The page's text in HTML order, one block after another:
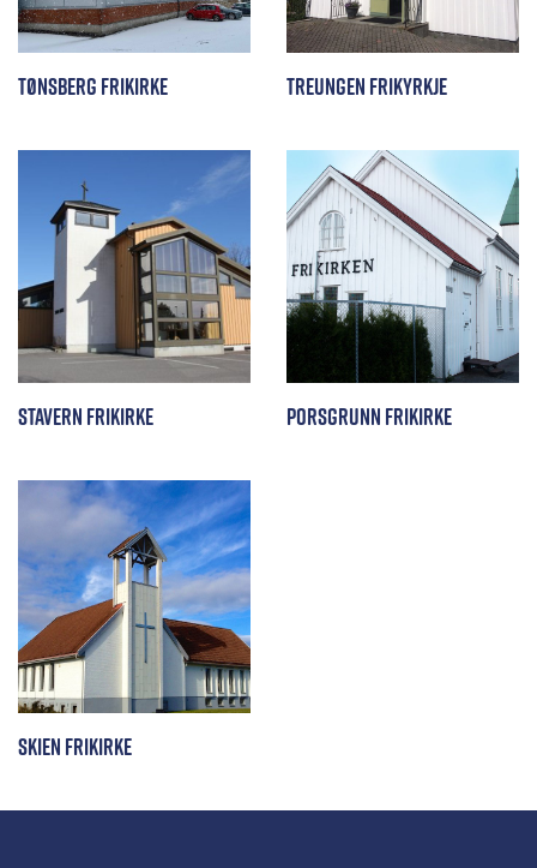
Tønsberg Frikirke Treungen Frikyrkje
Stavern Frikirke Porsgrunn Frikirke
Skien Frikirke